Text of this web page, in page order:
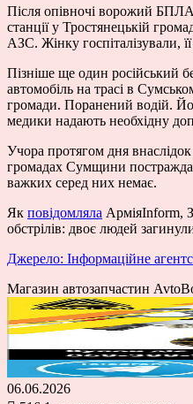
Після опівночі ворожий
станції у Тростянецькій
АЗС. Жінку госпіталізували,
Пізніше ще один російський
автомобіль на трасі в
громади. Поранений водій.
медики надають необхідну
Учора протягом дня
громадах Сумщини
важких серед них немає.
Як повідомляла АрміяInform,
обстрілів: двоє людей
Джерело: Інформаційне
Магазин автозапчастин
06.06.2026